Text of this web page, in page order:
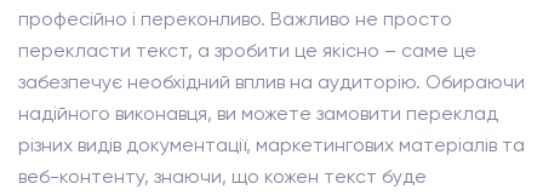
професійно і переконливо. Важливо не просто
перекласти текст, а зробити це якісно – саме це
забезпечує необхідний вплив на аудиторію. Обираючи
надійного виконавця, ви можете замовити переклад
різних видів документації, маркетингових матеріалів та
веб-контенту, знаючи, що кожен текст буде